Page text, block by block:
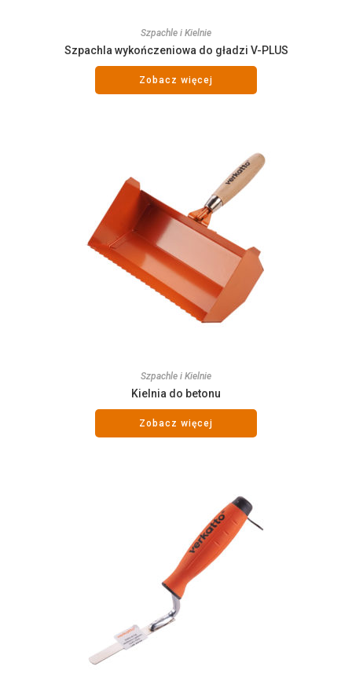
Szpachle i Kielnie
Szpachla wykończeniowa do gładzi V-PLUS
Zobacz więcej
Szpachle i Kielnie
Kielnia do betonu
Zobacz więcej